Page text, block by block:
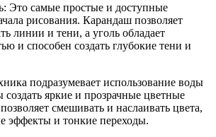
Это самые простые и доступные
рисования. Карандаш позволяет
линии и тени, а уголь обладает
и способен создать глубокие тени и
подразумевает использование воды
создать яркие и прозрачные цветные
смешивать и наслаивать цвета,
эффекты и тонкие переходы.